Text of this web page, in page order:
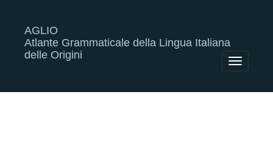
AGLIO
Atlante Grammaticale della Lingua Italiana
delle Origini
Toggle